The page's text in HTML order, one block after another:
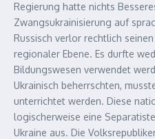
Regierung hatte nichts
Zwangsukrainisierung auf
Russisch verlor rechtlich
regionaler Ebene. Es durfte
Bildungswesen verwendet
Ukrainisch beherrschten,
unterrichtet werden. Diese
logischerweise eine
Ukraine aus. Die